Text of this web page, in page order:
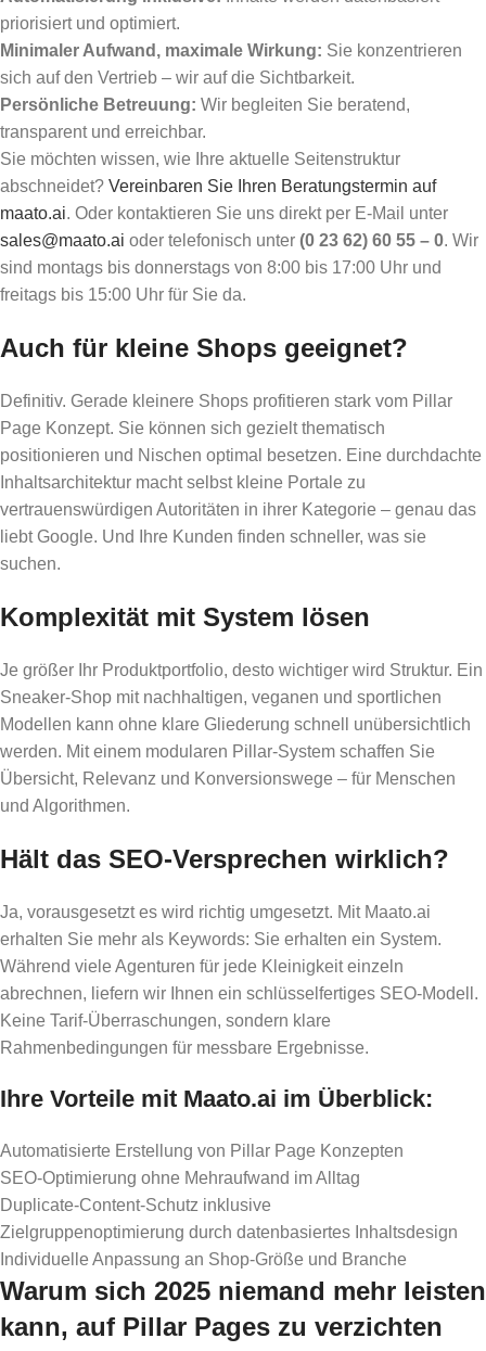
priorisiert und optimiert.
Minimaler Aufwand, maximale Wirkung: Sie konzentrieren
sich auf den Vertrieb – wir auf die Sichtbarkeit.
Persönliche Betreuung: Wir begleiten Sie beratend,
transparent und erreichbar.
Sie möchten wissen, wie Ihre aktuelle Seitenstruktur
abschneidet? Vereinbaren Sie Ihren Beratungstermin auf
maato.ai. Oder kontaktieren Sie uns direkt per E-Mail unter
sales@maato.ai oder telefonisch unter (0 23 62) 60 55 – 0. Wir
sind montags bis donnerstags von 8:00 bis 17:00 Uhr und
freitags bis 15:00 Uhr für Sie da.
Auch für kleine Shops geeignet?
Definitiv. Gerade kleinere Shops profitieren stark vom Pillar
Page Konzept. Sie können sich gezielt thematisch
positionieren und Nischen optimal besetzen. Eine durchdachte
Inhaltsarchitektur macht selbst kleine Portale zu
vertrauenswürdigen Autoritäten in ihrer Kategorie – genau das
liebt Google. Und Ihre Kunden finden schneller, was sie
suchen.
Komplexität mit System lösen
Je größer Ihr Produktportfolio, desto wichtiger wird Struktur. Ein
Sneaker-Shop mit nachhaltigen, veganen und sportlichen
Modellen kann ohne klare Gliederung schnell unübersichtlich
werden. Mit einem modularen Pillar-System schaffen Sie
Übersicht, Relevanz und Konversionswege – für Menschen
und Algorithmen.
Hält das SEO-Versprechen wirklich?
Ja, vorausgesetzt es wird richtig umgesetzt. Mit Maato.ai
erhalten Sie mehr als Keywords: Sie erhalten ein System.
Während viele Agenturen für jede Kleinigkeit einzeln
abrechnen, liefern wir Ihnen ein schlüsselfertiges SEO-Modell.
Keine Tarif-Überraschungen, sondern klare
Rahmenbedingungen für messbare Ergebnisse.
Ihre Vorteile mit Maato.ai im Überblick:
Automatisierte Erstellung von Pillar Page Konzepten
SEO-Optimierung ohne Mehraufwand im Alltag
Duplicate-Content-Schutz inklusive
Zielgruppenoptimierung durch datenbasiertes Inhaltsdesign
Individuelle Anpassung an Shop-Größe und Branche
Warum sich 2025 niemand mehr leisten
kann, auf Pillar Pages zu verzichten